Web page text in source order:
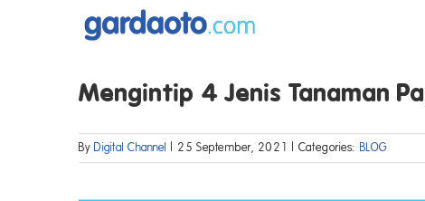
Mengintip 4 Jenis Tanaman
By Digital Channel | 25 September, 2021 | Categories: BLOG